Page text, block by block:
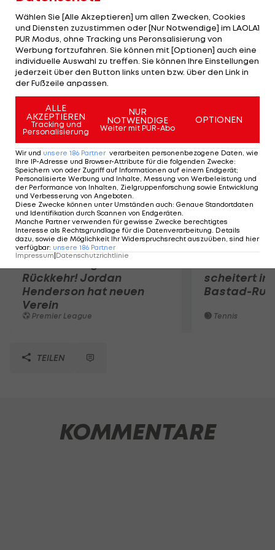
km in 2:07:38 Stunden vor seinem Landsmann
Vincent Kipruto (2:10:06) und dem Äthiopier Feyisa
Lilesa (2:10:32) durch. Die 2:28 Minuten sind der
größte Vorsprung eines WM-Marathon-Siegers
auf seinen ersten Verfolger.
Mehr zum Thema
Rückkehr! Jordan
Henderson hat neuen
Verein
Premier League
scheitert in
Bastad-
Tennis
TEILEN
KOMMENTARE
Wählen Sie [Alle Akzeptieren] um allen Zwecken, Cookies
und Diensten zuzustimmen oder [Nur Notwendige] im LAOLA1
PUR Modus, ohne Tracking uns Peronsalisierung von
Werbung fortzufahren. Sie können mit [Optionen] auch eine
individuelle Auswahl zu treffen. Sie können Ihre Einstellungen
jederzeit über den Button links unten bzw. über den Link in
der Fußzeile anpassen.
ALLE
AKZEPTIEREN
Tracking und
Personalisierung
NUR
NOTWENDIGE
Weiter mit PUR-Abo
OPTIONEN
Wir und unsere 186 Partner verarbeiten personenbezogene Daten, wie
Ihre IP-Adresse und Browser-Attribute für die folgenden Zwecke:
Speichern von oder Zugriff auf Informationen auf einem Endgerät;
Personalisierte Werbung und Inhalte, Messung von Werbeleistung und
der Performance von Inhalten, Zielgruppenforschung sowie Entwicklung
und Verbesserung von Angeboten.
Diese Zwecke können unter Umständen auch: Genaue Standortdaten
und Identifikation durch Scannen von Endgeräten.
Manche Partner verwenden für gewisse Zwecke berechtigtes
Interesse als Rechtsgrundlage für die Datenverarbeitung. Details
dazu, sowie die Möglichkeit Ihr Widerspruchsrecht auszuüben, sind hier
verfügbar: unsere 186 Partner
Impressum Datenschutzrichtlinie